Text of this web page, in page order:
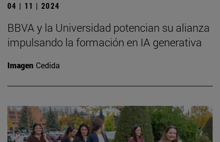
04 | 11 | 2024
BBVA y la Universidad potencian su alianza
impulsando la formación en IA generativa
Imagen Cedida